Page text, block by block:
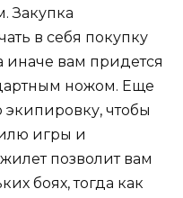
Закупка
в себя покупку
иначе вам придется
ножом. Еще
чтобы
игры и
позволит вам
боях, тогда как